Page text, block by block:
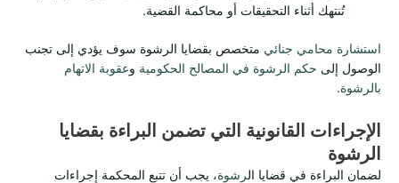
تُنتهك أثناء التحقيقات أو محاكمة القضية.
استشارة محامي جنائي متخصص بقضايا الرشوة سوف يؤدي إلى تجنب
الوصول إلى حكم الرشوة في المصالح الحكومية وعقوبة الاتهام
بالرشوة.
الإجراءات القانونية التي تضمن البراءة بقضايا
الرشوة
لضمان البراءة في قضايا الرشوة، يجب أن تتبع المحكمة إجراءات